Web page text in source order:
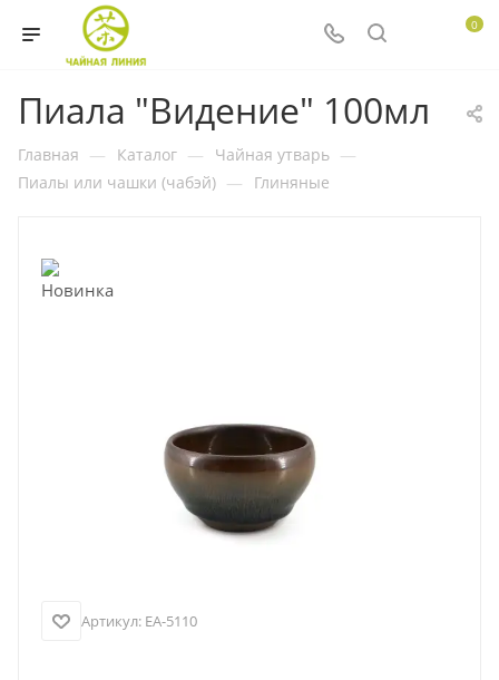
0
Пиала "Видение" 100мл
Главная — Каталог — Чайная утварь —
Пиалы или чашки (чабэй) — Глиняные
Артикул: EA-5110